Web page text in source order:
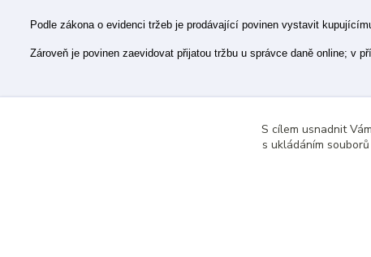
Podle zákona o evidenci tržeb je prodávající povinen vystavit
Zároveň je povinen zaevidovat přijatou tržbu u správce daně online; v
S cílem usnadnit
s ukládáním